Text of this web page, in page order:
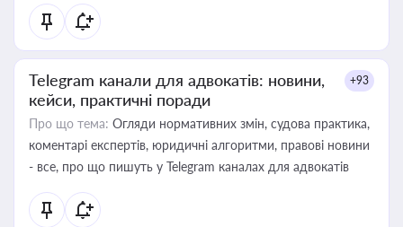
Telegram канали для адвокатів: новини,
кейси, практичні поради
+93
Про що тема: Огляди нормативних змін, судова практика,
коментарі експертів, юридичні алгоритми, правові новини
- все, про що пишуть у Telegram каналах для адвокатів